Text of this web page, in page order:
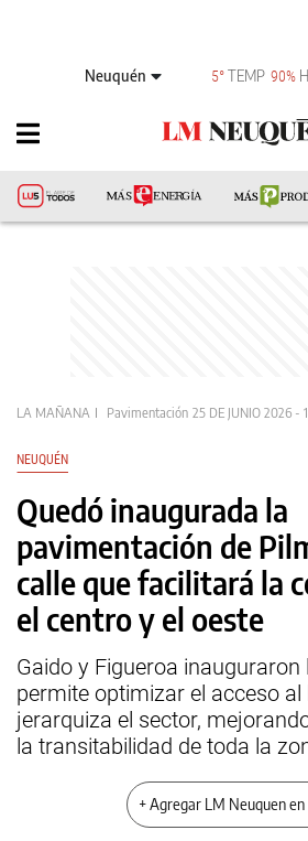
Neuquén 5°TEMP 90%
LA MAÑANA Pavimentación 25 DE JUNIO 2026 -
NEUQUÉN
Quedó inaugurada la
pavimentación de
calle que facilitará la
el centro y el oeste
Gaido y Figueroa inauguraron
permite optimizar el acceso
jerarquiza el sector,
la transitabilidad de toda la
+ Agregar LM Neuquen en